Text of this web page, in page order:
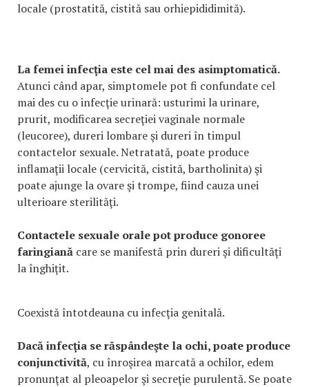
locale (prostatită, cistită sau orhiepididimită).
La femei infecţia este cel mai des asimptomatică.
Atunci când apar, simptomele pot fi confundate cel
mai des cu o infecţie urinară: usturimi la urinare,
prurit, modificarea secreţiei vaginale normale
(leucoree), dureri lombare şi dureri în timpul
contactelor sexuale. Netratată, poate produce
inflamaţii locale (cervicită, cistită, bartholinita) şi
poate ajunge la ovare şi trompe, fiind cauza unei
ulterioare sterilităţi.
Contactele sexuale orale pot produce gonoree
faringiană care se manifestă prin dureri şi dificultăţi
la înghiţit.
Coexistă întotdeauna cu infecţia genitală.
Dacă infecţia se răspândeşte la ochi, poate produce
conjunctivită, cu înroşirea marcată a ochilor, edem
pronunţat al pleoapelor şi secreţie purulentă. Se poate